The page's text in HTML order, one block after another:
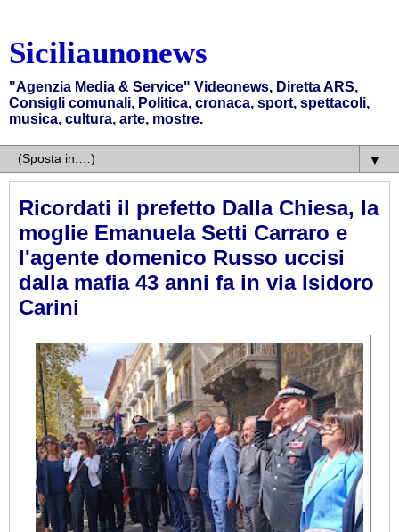
Siciliaunonews
"Agenzia Media & Service" Videonews, Diretta ARS,
Consigli comunali, Politica, cronaca, sport, spettacoli,
musica, cultura, arte, mostre.
▼
Ricordati il prefetto Dalla Chiesa, la
moglie Emanuela Setti Carraro e
l'agente domenico Russo uccisi
dalla mafia 43 anni fa in via Isidoro
Carini